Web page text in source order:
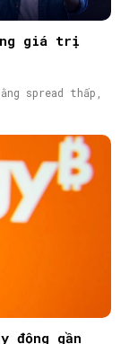
giá trị
spread thấp,
động gần